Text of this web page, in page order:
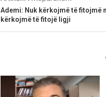
Ademi: Nuk kërkojmë të fitojmë
kërkojmë të fitojë ligji